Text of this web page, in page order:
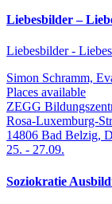
Liebesbilder –
Liebesbilder -
Simon Schramm,
Places available
ZEGG
Rosa-Luxemburg-
14806 Bad Belzig,
25. - 27.09.
Soziokratie